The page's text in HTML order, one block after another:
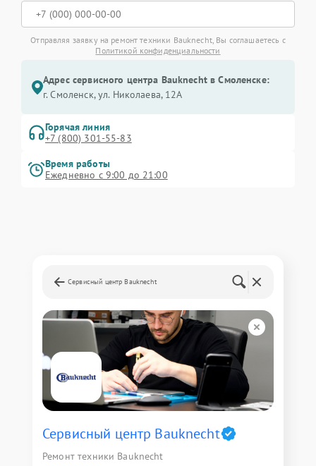
Отправляя заявку на ремонт техники Bauknecht, Вы соглашаетесь с
Политикой конфиденциальности
Адрес сервисного центра Bauknecht в Смоленске:
г. Смоленск, ул. Николаева, 12А
Горячая линия
+7 (800) 301-55-83
Время работы
Ежедневно с 9:00 до 21:00
Сервисный центр Bauknecht
Сервисный центр Bauknecht
Ремонт техники Bauknecht